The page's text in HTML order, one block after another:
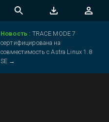
Новость : TRACE MODE 7
сертифицирована на
совместимость с Astra Linux 1.8
SE →